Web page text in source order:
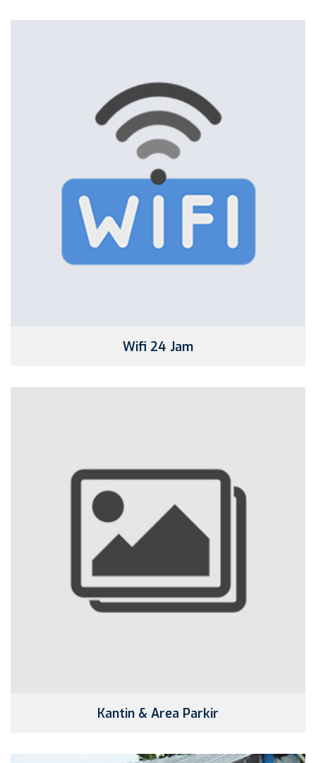
Wifi 24 Jam
Kantin & Area Parkir